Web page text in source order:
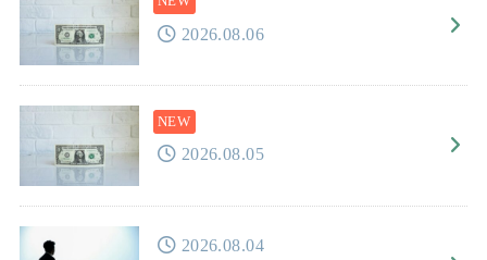
2026.08.06
2026.08.05
2026.08.04